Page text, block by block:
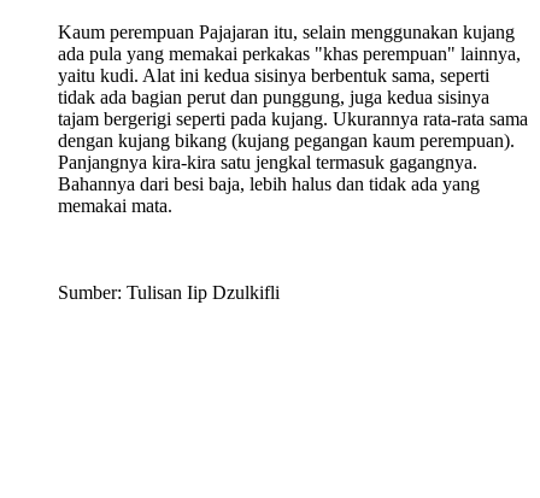
Kaum perempuan Pajajaran itu, selain menggunakan kujang
ada pula yang memakai perkakas "khas perempuan" lainnya,
yaitu kudi. Alat ini kedua sisinya berbentuk sama, seperti
tidak ada bagian perut dan punggung, juga kedua sisinya
tajam bergerigi seperti pada kujang. Ukurannya rata-rata sama
dengan kujang bikang (kujang pegangan kaum perempuan).
Panjangnya kira-kira satu jengkal termasuk gagangnya.
Bahannya dari besi baja, lebih halus dan tidak ada yang
memakai mata.
Sumber: Tulisan Iip Dzulkifli